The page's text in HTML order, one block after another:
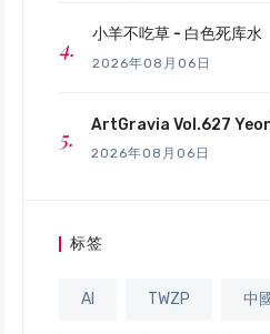
小羊不吃草 - 白色死库水
2026年08月06日
ArtGravia Vol.627
2026年08月06日
标签
AI TWZP 中